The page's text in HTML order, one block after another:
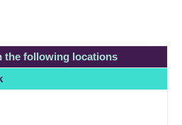
the following locations